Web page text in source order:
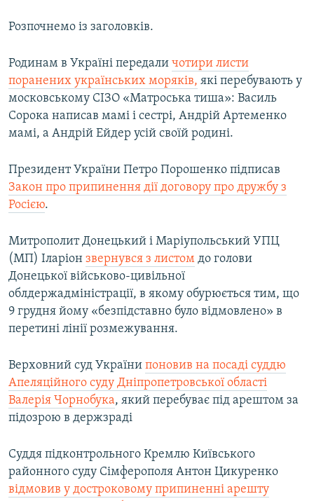
Усі сайти RFE/RL
Розпочнемо із заголовків.
Родинам в Україні передали чотири листи
поранених українських моряків, які перебувають у
московському СІЗО «Матроська тиша»: Василь
Сорока написав мамі і сестрі, Андрій Артеменко
мамі, а Андрій Ейдер усій своїй родині.
Президент України Петро Порошенко підписав
Закон про припинення дії договору про дружбу з
Росією.
Митрополит Донецький і Маріупольський УПЦ
(МП) Іларіон звернувся з листом до голови
Донецької військово-цивільної
облдержадміністрації, в якому обурюється тим, що
9 грудня йому «безпідставно було відмовлено» в
перетині лінії розмежування.
Верховний суд України поновив на посаді суддю
Апеляційного суду Дніпропетровської області
Валерія Чорнобука, який перебуває під арештом за
підозрою в держзраді
Суддя підконтрольного Кремлю Київського
районного суду Сімферополя Антон Цикуренко
відмовив у достроковому припиненні арешту